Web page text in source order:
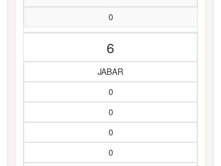
0
6
JABAR
0
0
0
0